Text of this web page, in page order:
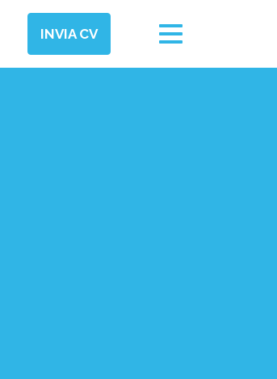
INVIA CV
Toggle
navigation